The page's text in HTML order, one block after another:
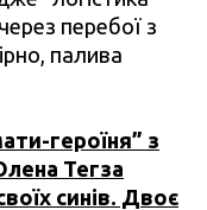
перебої з
палива
героїня” з
Тегза
синів. Двоє